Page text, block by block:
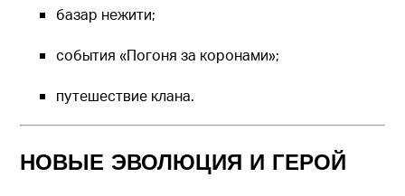
базар нежити;
события «Погоня за коронами»;
путешествие клана.
НОВЫЕ ЭВОЛЮЦИЯ И ГЕРОЙ